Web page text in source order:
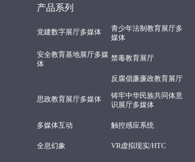
产品系列
党建数字展厅多媒体
青少年法制教育展厅多
媒体
安全教育基地展厅多媒
体
禁毒教育展厅
反腐倡廉廉政教育展厅
思政教育展厅多媒体
铸牢中华民族共同体意
识展厅多媒体
多媒体互动 触控感应系统
全息幻象 VR虚拟现实/HTC